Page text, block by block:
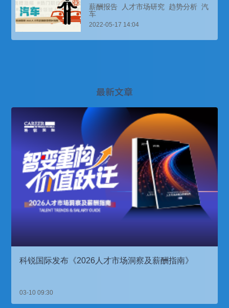
薪酬报告 人才市场研究 趋势分析 汽
车
2022-05-17 14:04
最新文章
科锐国际发布《2026人才市场洞察及薪酬指南》
03-10 09:30